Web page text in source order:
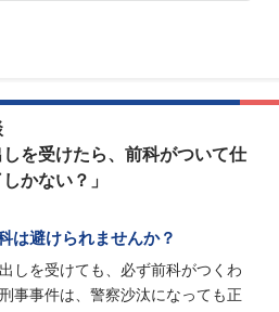
しを受けたら、前科がついて仕
かない？」
は避けられませんか？
しを受けても、必ず前科がつくわ
事事件は、警察沙汰になっても正